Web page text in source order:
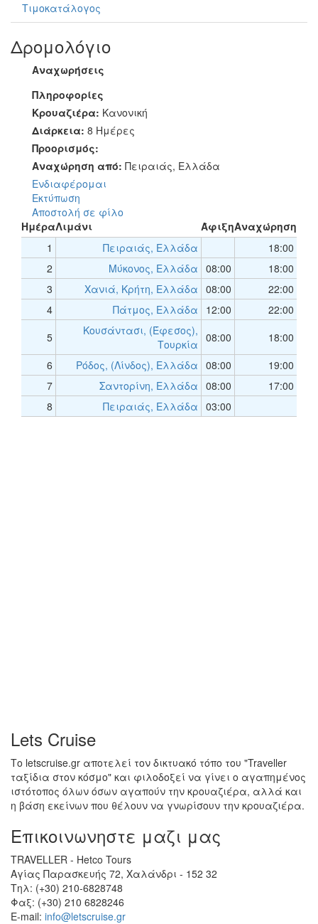
Τιμοκατάλογος
Δρομολόγιο
Αναχωρήσεις
Πληροφορίες
Κρουαζιέρα: Κανονική
Διάρκεια: 8 Ημέρες
Προορισμός:
Αναχώρηση από: Πειραιάς, Ελλάδα
Ενδιαφέρομαι
Εκτύπωση
Αποστολή σε φίλο
ΗμέραΛιμάνι ΆφιξηΑναχώρηση
1
Πειραιάς, Ελλάδα
18:00
2
Μύκονος, Ελλάδα 08:00
18:00
3
Χανιά, Κρήτη, Ελλάδα 08:00
22:00
4
Πάτμος, Ελλάδα 12:00
22:00
5
Κουσάντασι, (Έφεσος),
Τουρκία 08:00
18:00
6
Ρόδος, (Λίνδος), Ελλάδα 08:00
19:00
7
Σαντορίνη, Ελλάδα 08:00
17:00
8
Πειραιάς, Ελλάδα 03:00
Lets Cruise
Το letscruise.gr αποτελεί τον δικτυακό τόπο του "Traveller
ταξίδια στον κόσμο" και φιλοδοξεί να γίνει ο αγαπημένος
ιστότοπος όλων όσων αγαπούν την κρουαζιέρα, αλλά και
η βάση εκείνων που θέλουν να γνωρίσουν την κρουαζιέρα.
Επικοινωνηστε μαζι μας
TRAVELLER - Hetco Tours
Αγίας Παρασκευής 72, Χαλάνδρι - 152 32
Τηλ: (+30) 210-6828748
Φαξ: (+30) 210 6828246
E-mail: info@letscruise.gr